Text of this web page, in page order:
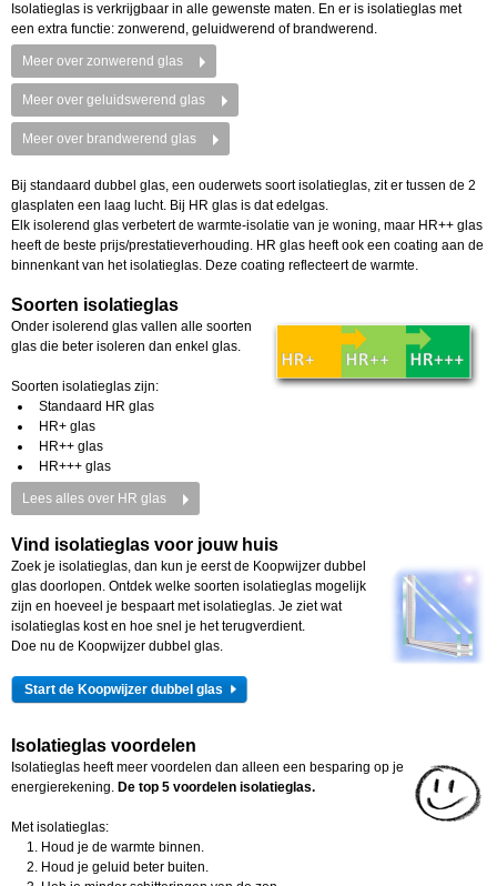
Isolatieglas is verkrijgbaar in alle gewenste maten. En er is isolatieglas met
een extra functie: zonwerend, geluidwerend of brandwerend.
Meer over zonwerend glas
Meer over geluidswerend glas
Meer over brandwerend glas
Bij standaard dubbel glas, een ouderwets soort isolatieglas, zit er tussen de 2
glasplaten een laag lucht. Bij HR glas is dat edelgas.
Elk isolerend glas verbetert de warmte-isolatie van je woning, maar HR++ glas
heeft de beste prijs/prestatieverhouding. HR glas heeft ook een coating aan de
binnenkant van het isolatieglas. Deze coating reflecteert de warmte.
Soorten isolatieglas
Onder isolerend glas vallen alle soorten
glas die beter isoleren dan enkel glas.
Soorten isolatieglas zijn:
Standaard HR glas
HR+ glas
HR++ glas
HR+++ glas
Lees alles over HR glas
Vind isolatieglas voor jouw huis
Zoek je isolatieglas, dan kun je eerst de Koopwijzer dubbel
glas doorlopen. Ontdek welke soorten isolatieglas mogelijk
zijn en hoeveel je bespaart met isolatieglas. Je ziet wat
isolatieglas kost en hoe snel je het terugverdient.
Doe nu de Koopwijzer dubbel glas.
Start de Koopwijzer dubbel glas
Isolatieglas voordelen
Isolatieglas heeft meer voordelen dan alleen een besparing op je
energierekening. De top 5 voordelen isolatieglas.
Met isolatieglas:
Houd je de warmte binnen.
Houd je geluid beter buiten.